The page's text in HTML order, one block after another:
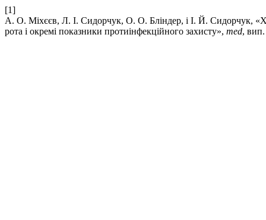
[1]
А. О. Міхєєв, Л. І. Сидорчук, О. О. Бліндер, і І. Й. Сидорчук,
рота і окремі показники протиінфекційного захисту», med,